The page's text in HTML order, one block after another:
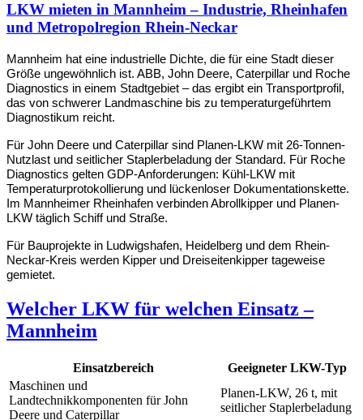
LKW mieten in Mannheim – Industrie, Rheinhafen
und Metropolregion Rhein-Neckar
Mannheim hat eine industrielle Dichte, die für eine Stadt dieser
Größe ungewöhnlich ist. ABB, John Deere, Caterpillar und Roche
Diagnostics in einem Stadtgebiet – das ergibt ein Transportprofil,
das von schwerer Landmaschine bis zu temperaturgeführtem
Diagnostikum reicht.
Für John Deere und Caterpillar sind Planen-LKW mit 26-Tonnen-
Nutzlast und seitlicher Staplerbeladung der Standard. Für Roche
Diagnostics gelten GDP-Anforderungen: Kühl-LKW mit
Temperaturprotokollierung und lückenloser Dokumentationskette.
Im Mannheimer Rheinhafen verbinden Abrollkipper und Planen-
LKW täglich Schiff und Straße.
Für Bauprojekte in Ludwigshafen, Heidelberg und dem Rhein-
Neckar-Kreis werden Kipper und Dreiseitenkipper tageweise
gemietet.
Welcher LKW für welchen Einsatz –
Mannheim
Einsatzbereich
Geeigneter LKW-Typ
Maschinen und
Landtechnikkomponenten für John
Deere und Caterpillar
Planen-LKW, 26 t, mit
seitlicher Staplerbeladung